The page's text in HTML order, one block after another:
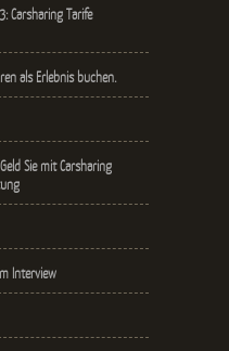
Carsharing Tarife
als Erlebnis buchen.
Sie mit Carsharing
Interview